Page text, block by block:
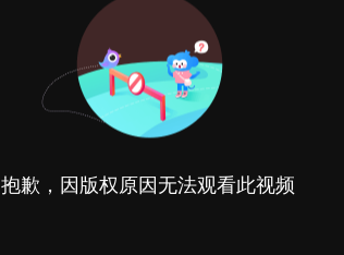
抱歉，因版权原因无法观看此视频